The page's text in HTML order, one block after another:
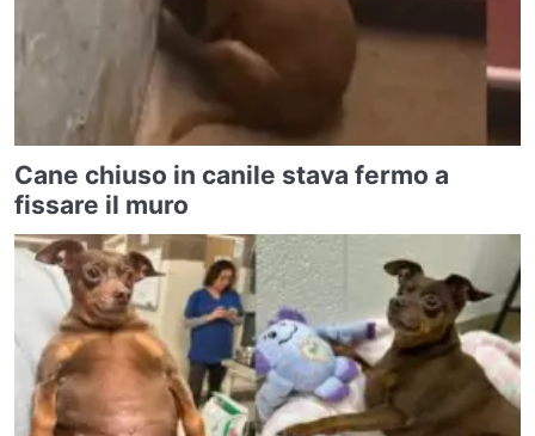
Cane chiuso in canile stava fermo a
fissare il muro